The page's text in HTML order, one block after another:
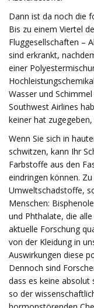
Dann ist da noch die
Bis zu einem Viertel
Fluggesellschaften –
sind erkrankt,
einer
Wasser und
Southwest Airlines
keiner hat
Wenn Sie sich in
schwitzen, kann Ihr
Farbstoffe aus den
eindringen können.
Umweltschadstoffe,
Menschen:
und Phthalate, die
aktuelle Forschung
von der Kleidung in
Auswirkungen diese
Dennoch sind
dass es keine
so der